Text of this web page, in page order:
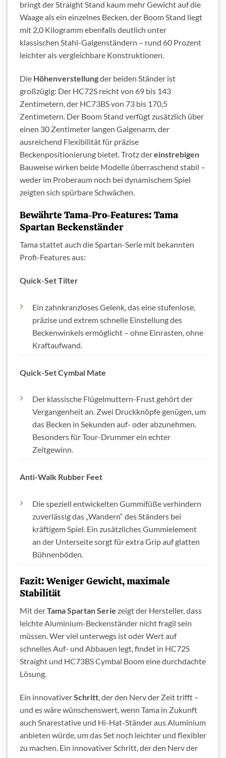
bringt der Straight Stand kaum mehr Gewicht auf die
Waage als ein einzelnes Becken, der Boom Stand liegt
mit 2,0 Kilogramm ebenfalls deutlich unter
klassischen Stahl-Galgenständern – rund 60 Prozent
leichter als vergleichbare Konstruktionen.
Die Höhenverstellungder beiden Ständer ist
großzügig: Der HC72S reicht von 69 bis 143
Zentimetern, der HC73BS von 73 bis 170,5
Zentimetern. Der Boom Stand verfügt zusätzlich über
einen 30 Zentimeter langen Galgenarm, der
ausreichend Flexibilität für präzise
Beckenpositionierung bietet. Trotz dereinstrebigen
Bauweise wirken beide Modelle überraschend stabil –
weder im Proberaum noch bei dynamischem Spiel
zeigten sich spürbare Schwächen.
Bewährte Tama-Pro-Features: Tama
Spartan Beckenständer
Tama stattet auch die Spartan-Serie mit bekannten
Profi-Features aus:
Quick-Set Tilter
Ein zahnkranzloses Gelenk, das eine stufenlose,
präzise und extrem schnelle Einstellung des
Beckenwinkels ermöglicht – ohne Einrasten, ohne
Kraftaufwand.
Quick-Set Cymbal Mate
Der klassische Flügelmuttern-Frust gehört der
Vergangenheit an. Zwei Druckknöpfe genügen, um
das Becken in Sekunden auf- oder abzunehmen.
Besonders für Tour-Drummer ein echter
Zeitgewinn.
Anti-Walk Rubber Feet
Die speziell entwickelten Gummifüße verhindern
zuverlässig das „Wandern“ des Ständers bei
kräftigem Spiel. Ein zusätzliches Gummielement
an der Unterseite sorgt für extra Grip auf glatten
Bühnenböden.
Fazit: Weniger Gewicht, maximale
Stabilität
Mit derTama Spartan Serie zeigt der Hersteller, dass
leichte Aluminium-Beckenständer nicht fragil sein
müssen. Wer viel unterwegs ist oder Wert auf
schnelles Auf- und Abbauen legt, findet in HC72S
Straight und HC73BS Cymbal Boom eine durchdachte
Lösung.
Ein innovativerSchritt, der den Nerv der Zeit trifft –
und es wäre wünschenswert, wenn Tama in Zukunft
auch Snarestative und Hi-Hat-Ständer aus Aluminium
anbieten würde, um das Set noch leichter und flexibler
zu machen. Ein innovativer Schritt, der den Nerv der